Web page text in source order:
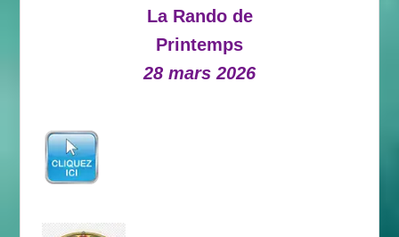
La Rando de
Printemps
28 mars 2026